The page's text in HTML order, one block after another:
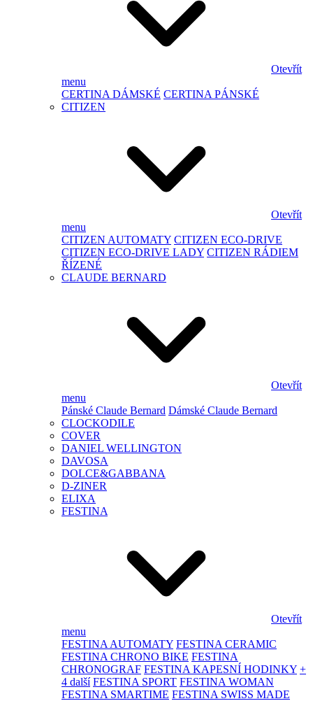
Otevřít
menu
CERTINA DÁMSKÉ CERTINA PÁNSKÉ
CITIZEN
Otevřít
menu
CITIZEN AUTOMATY CITIZEN ECO-DRIVE
CITIZEN ECO-DRIVE LADY CITIZEN RÁDIEM
ŘÍZENÉ
CLAUDE BERNARD
Otevřít
menu
Pánské Claude Bernard Dámské Claude Bernard
CLOCKODILE
COVER
DANIEL WELLINGTON
DAVOSA
DOLCE&GABBANA
D-ZINER
ELIXA
FESTINA
Otevřít
menu
FESTINA AUTOMATY FESTINA CERAMIC
FESTINA CHRONO BIKE FESTINA
CHRONOGRAF FESTINA KAPESNÍ HODINKY +
4 další FESTINA SPORT FESTINA WOMAN
FESTINA SMARTIME FESTINA SWISS MADE